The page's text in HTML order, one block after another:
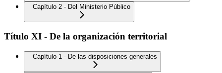
Capítulo 2 - Del Ministerio Público
Título XI - De la organización territorial
Capítulo 1 - De las disposiciones generales